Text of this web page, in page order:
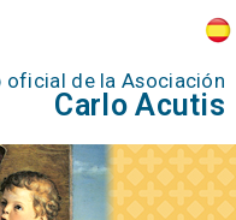
oficial de la Asociación
Carlo Acutis